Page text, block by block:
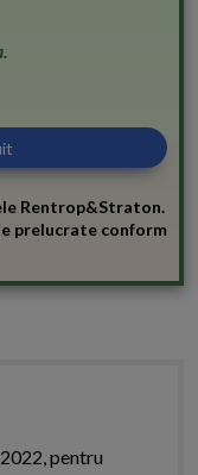
Rentrop&Straton.
prelucrate conform
pentru